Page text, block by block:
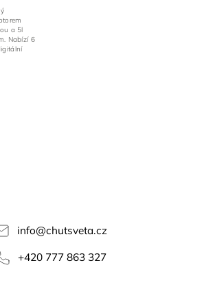
a 5l
Nabízí 6
info@chutsveta.cz
+420 777 863 327